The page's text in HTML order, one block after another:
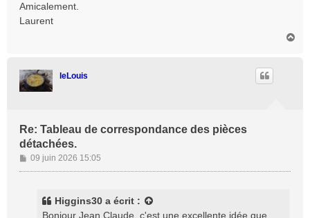
Amicalement.
Laurent
leLouis
Re: Tableau de correspondance des pièces
détachées.
M
e
09 juin 2026 15:05
Higgins30 a écrit :
Bonjour Jean Claude, c'est une excellente idée que